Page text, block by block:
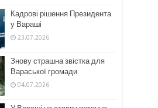
Кадрові рішення Президента
у Вараші
23.07.2026
Знову страшна звістка для
Вараської громади
04.07.2026